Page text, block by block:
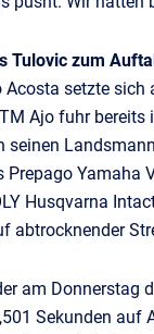
Tulovic zum
Acosta setzte
Ajo fuhr
seinen
Prepago
Husqvarna
abtrocknender
am Donnerstag
Sekunden auf